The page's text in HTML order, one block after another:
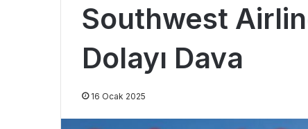
Southwest
Dolayı Dava
16 Ocak 2025